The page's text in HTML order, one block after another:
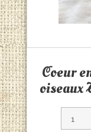
Coeur
oiseaux